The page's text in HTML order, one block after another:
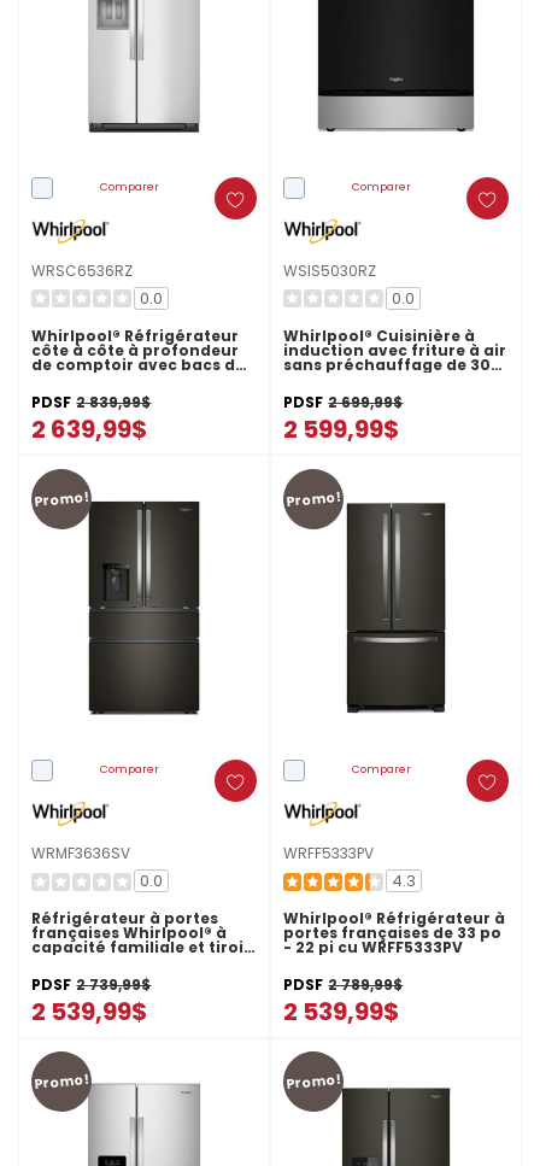
Comparer
WRSC6536RZ
0.0
Whirlpool® Réfrigérateur
côte à côte à profondeur
de comptoir avec bacs de
préparation et de
rangement - 36 pi cu
WRSC6536RZ
PDSF 2 839,99$
2 639,99$
Comparer
WSIS5030RZ
0.0
Whirlpool® Cuisinière à
induction avec friture à air
sans préchauffage de 30
po WSIS5030RZ
PDSF 2 699,99$
2 599,99$
Promo!
Comparer
WRMF3636SV
0.0
Réfrigérateur à portes
françaises Whirlpool® à
capacité familiale et tiroir
à températures flexibles
de 29 pi cu WRMF3636SV
PDSF 2 739,99$
2 539,99$
Promo!
Comparer
WRFF5333PV
4.3
Whirlpool® Réfrigérateur à
portes françaises de 33 po
- 22 pi cu WRFF5333PV
PDSF 2 789,99$
2 539,99$
Promo! Promo!